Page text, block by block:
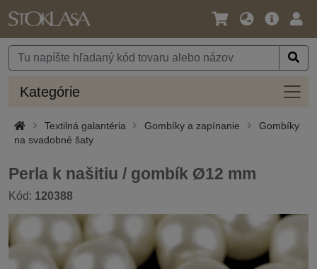
Jazyk
Mena
Hlavná
Kategórie
Textilná galantéria Gombíky a zapínanie
Gombíky
na svadobné šaty
Perla k našitiu / gombík Ø12 mm
Kód: 120388